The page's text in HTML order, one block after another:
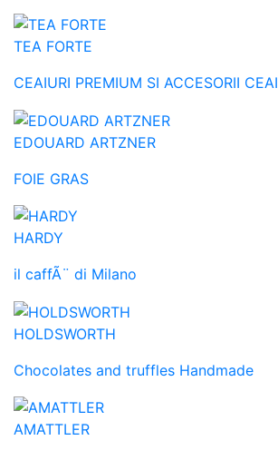
TEA FORTE
CEAIURI PREMIUM SI ACCESORII CEAI
EDOUARD ARTZNER
FOIE GRAS
HARDY
il caffÃ¨ di Milano
HOLDSWORTH
Chocolates and truffles Handmade
AMATTLER